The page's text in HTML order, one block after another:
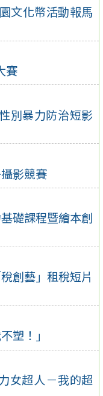
文化幣活動報馬
賽
別暴力防治短影
影競賽
礎課程暨繪本創
創藝」租稅短片
塑！」
女超人－我的超